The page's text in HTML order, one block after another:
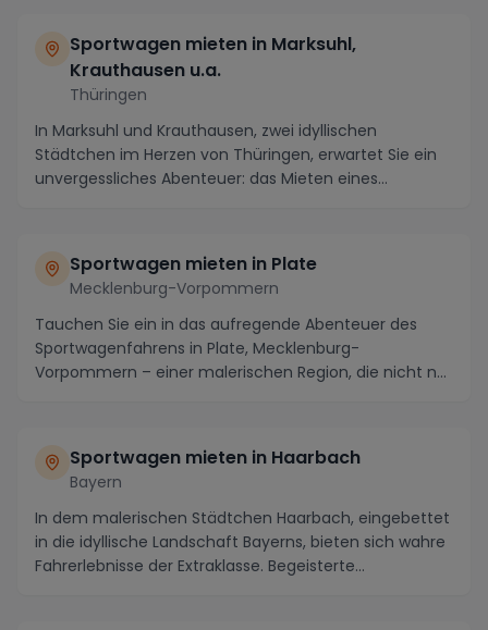
Sportwagen mieten in Marksuhl,
Krauthausen u.a.
Thüringen
In Marksuhl und Krauthausen, zwei idyllischen
Städtchen im Herzen von Thüringen, erwartet Sie ein
unvergessliches Abenteuer: das Mieten eines
Sportwagen mieten in Plate
Mecklenburg-Vorpommern
Tauchen Sie ein in das aufregende Abenteuer des
Sportwagenfahrens in Plate, Mecklenburg-
Vorpommern – einer malerischen Region, die nicht nur
Sportwagen mieten in Haarbach
Bayern
In dem malerischen Städtchen Haarbach, eingebettet
in die idyllische Landschaft Bayerns, bieten sich wahre
Fahrerlebnisse der Extraklasse. Begeisterte...